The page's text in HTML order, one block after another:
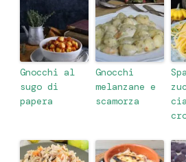
Gnocchi al
sugo di
papera
Gnocchi
melanzane e
scamorza